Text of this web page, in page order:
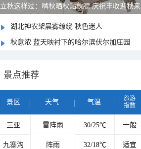
立秋这样过：啃秋晒秋贴秋膘 庆祝丰收迎秋来
湖北神农架晨雾缭绕 秋色迷人
秋意浓 蓝天映衬下的哈尔滨伏尔加庄园
景点推荐
景区 天气 气温
旅游
指数
三亚 雷阵雨 30/25℃ 一般
九寨沟 阵雨 32/18℃ 适宜